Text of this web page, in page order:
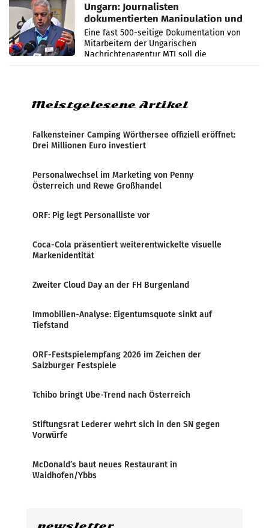
Ungarn: Journalisten
dokumentierten Manipulation und
Zensur
Eine fast 500-seitige Dokumentation von
Mitarbeitern der Ungarischen
Nachrichtenagentur MTI soll die
systematische Nachrichten-Manipulation und
Meistgelesene Artikel
Falkensteiner Camping Wörthersee offiziell eröffnet:
Drei Millionen Euro investiert
Personalwechsel im Marketing von Penny
Österreich und Rewe Großhandel
ORF: Pig legt Personalliste vor
Coca-Cola präsentiert weiterentwickelte visuelle
Markenidentität
Zweiter Cloud Day an der FH Burgenland
Immobilien-Analyse: Eigentumsquote sinkt auf
Tiefstand
ORF-Festspielempfang 2026 im Zeichen der
Salzburger Festspiele
Tchibo bringt Ube-Trend nach Österreich
Stiftungsrat Lederer wehrt sich in den SN gegen
Vorwürfe
McDonald’s baut neues Restaurant in
Waidhofen/Ybbs